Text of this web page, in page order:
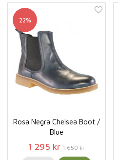
22%
Rosa Negra Chelsea Boot /
Blue
1 295 kr 1 650 kr